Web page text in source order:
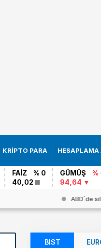
KRİPTO PARA HESAPLAMA
FAİZ
% 0
40,02
GÜMÜŞ
%
94,64
ABD`de
BIST